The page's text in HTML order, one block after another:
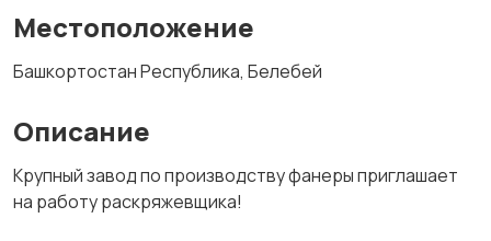
Местоположение
Башкортостан Республика, Белебей
Описание
Крупный завод по производству фанеры приглашает
на работу раскряжевщика!